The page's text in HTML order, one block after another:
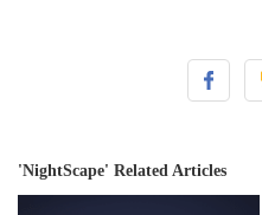
'NightScape' Related Articles